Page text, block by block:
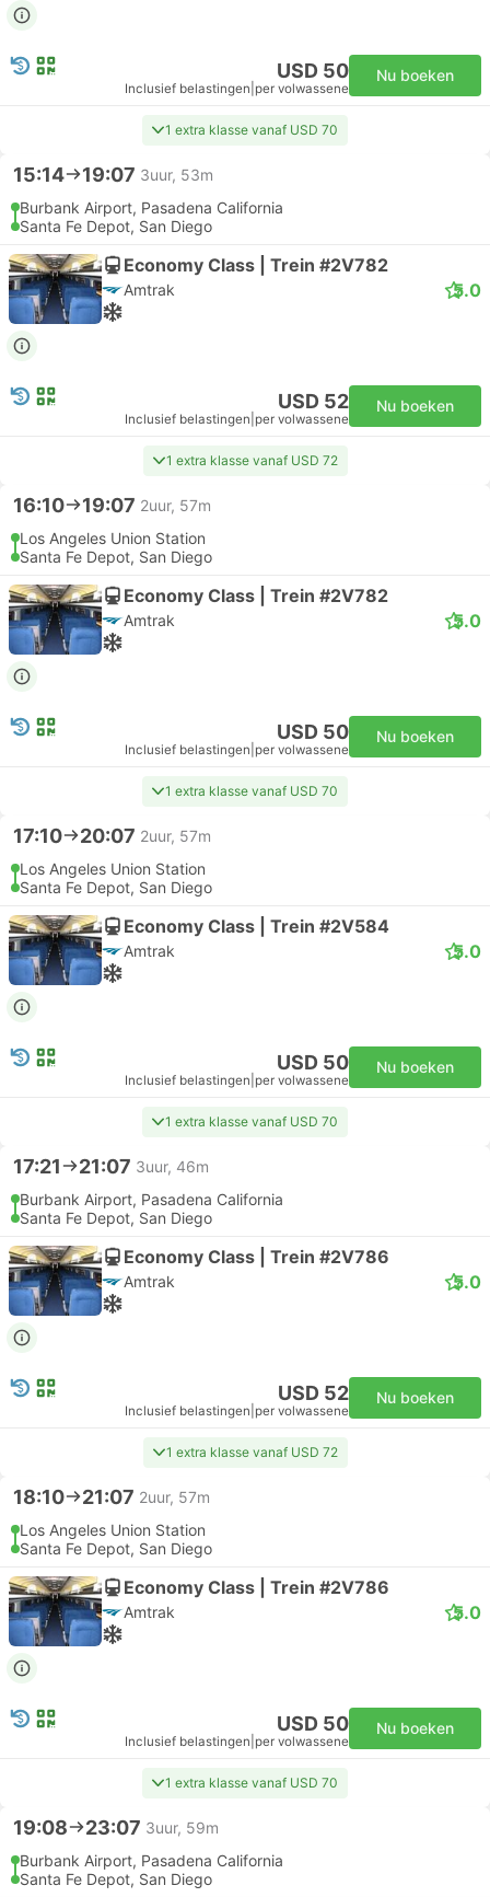
USD 50
Inclusief belastingen per volwassene
Nu boeken
1 extra klasse vanaf USD 70
15:14 19:07 3uur, 53m
Burbank Airport, Pasadena California
Santa Fe Depot, San Diego
Economy Class | Trein #2V782
Amtrak 5.0
USD 52
Inclusief belastingen per volwassene
Nu boeken
1 extra klasse vanaf USD 72
16:10 19:07 2uur, 57m
Los Angeles Union Station
Santa Fe Depot, San Diego
Economy Class | Trein #2V782
Amtrak 5.0
USD 50
Inclusief belastingen per volwassene
Nu boeken
1 extra klasse vanaf USD 70
17:10 20:07 2uur, 57m
Los Angeles Union Station
Santa Fe Depot, San Diego
Economy Class | Trein #2V584
Amtrak 5.0
USD 50
Inclusief belastingen per volwassene
Nu boeken
1 extra klasse vanaf USD 70
17:21 21:07 3uur, 46m
Burbank Airport, Pasadena California
Santa Fe Depot, San Diego
Economy Class | Trein #2V786
Amtrak 5.0
USD 52
Inclusief belastingen per volwassene
Nu boeken
1 extra klasse vanaf USD 72
18:10 21:07 2uur, 57m
Los Angeles Union Station
Santa Fe Depot, San Diego
Economy Class | Trein #2V786
Amtrak 5.0
USD 50
Inclusief belastingen per volwassene
Nu boeken
1 extra klasse vanaf USD 70
19:08 23:07 3uur, 59m
Burbank Airport, Pasadena California
Santa Fe Depot, San Diego